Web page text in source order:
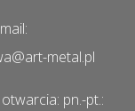
metal.pl
pn.-pt.: